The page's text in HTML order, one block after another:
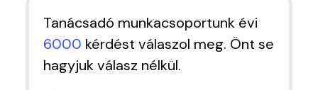
Tanácsadó munkacsoportunk évi
6000 kérdést válaszol meg. Önt se
hagyjuk válasz nélkül.